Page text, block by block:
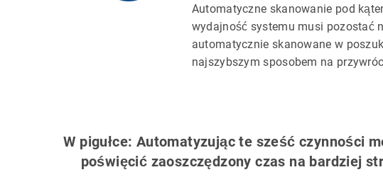
Automatyczne skanowanie pod
wydajność systemu musi pozostać
automatycznie skanowane w
najszybszym sposobem na
W pigułce: Automatyzując te sześć czynności
poświęcić zaoszczędzony czas na bardziej